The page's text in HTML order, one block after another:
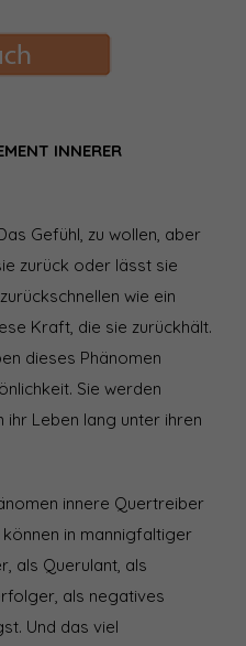
INNERER
Gefühl, zu wollen, aber
zurück oder lässt sie
wie ein
Kraft, die sie zurückhält.
dieses Phänomen
Sie werden
ihr Leben lang unter ihren
innere Quertreiber
in mannigfaltiger
als Querulant, als
als negatives
Und das viel